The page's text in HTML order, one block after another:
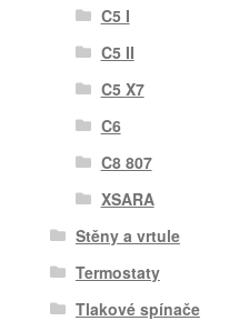
C5 I
C5 II
C5 X7
C6
C8 807
XSARA
Stěny a vrtule
Termostaty
Tlakové spínače